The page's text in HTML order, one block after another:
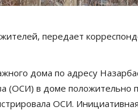
передает
дома по адресу
(ОСИ) в доме положительно
ОСИ.